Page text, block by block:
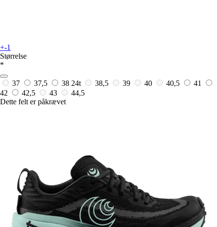
+-1
Størrelse
*
37 37,5 38 24t 38,5 39 40 40,5
41
42
42,5 43
44,5
Dette felt er påkrævet